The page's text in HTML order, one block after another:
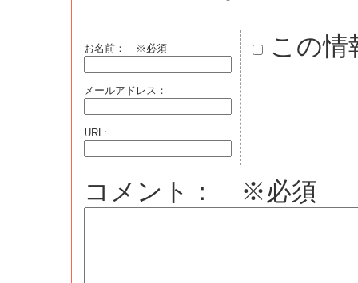
お名前： ※必須
メールアドレス：
URL:
この情
コメント： ※必須